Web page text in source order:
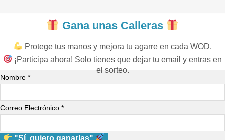
Gana unas Calleras
Protege tus manos y mejora tu agarre en cada WOD.
¡Participa ahora! Solo tienes que dejar tu email y entras en
el sorteo.
Nombre *
Correo Electrónico *
"Sí, quiero ganarlas"